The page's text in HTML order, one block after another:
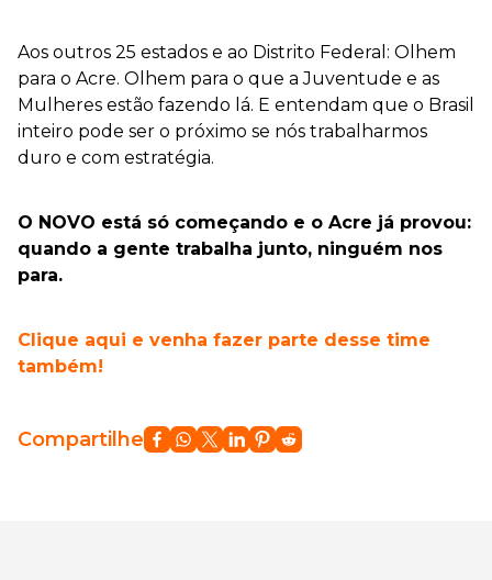
Aos outros 25 estados e ao Distrito Federal: Olhem
para o Acre. Olhem para o que a Juventude e as
Mulheres estão fazendo lá. E entendam que o Brasil
inteiro pode ser o próximo se nós trabalharmos
duro e com estratégia.
O NOVO está só começando e o Acre já provou:
quando a gente trabalha junto, ninguém nos
para.
Clique aqui e venha fazer parte desse time
também!
Compartilhe